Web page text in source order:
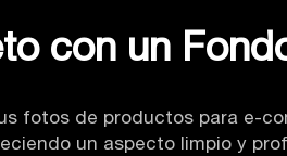
con un
fotos de productos para e-
un aspecto limpio y